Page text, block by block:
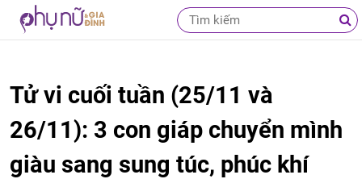
Tử vi cuối tuần (25/11 và
26/11): 3 con giáp chuyển mình
giàu sang sung túc, phúc khí